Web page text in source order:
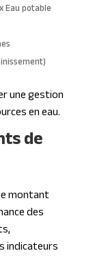
Eau potable
une gestion
en eau.
de
montant
des
indicateurs